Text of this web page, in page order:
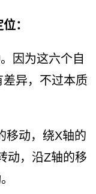
：
因为这六个自
异，不过本质
动，绕X轴的
动，沿Z轴的移